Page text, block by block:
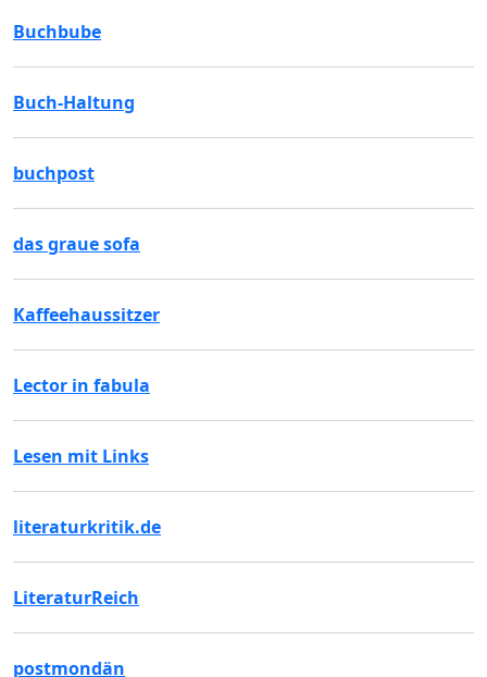
Buchbube
Buch-Haltung
buchpost
das graue sofa
Kaffeehaussitzer
Lector in fabula
Lesen mit Links
literaturkritik.de
LiteraturReich
postmondän